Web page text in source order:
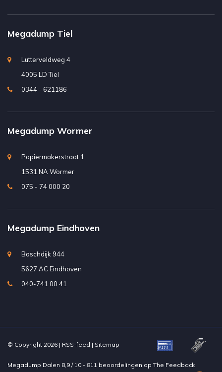
Megadump Tiel
Lutterveldweg 4
4005 LD Tiel
0344 - 621186
Megadump Wormer
Papiermakerstraat 1
1531 NA Wormer
075 - 74 000 20
Megadump Eindhoven
Boschdijk 944
5627 AC Eindhoven
040-741 00 41
© Copyright 2026 | RSS-feed | Sitemap
Megadump Dalen 8,9 / 10 - 811 beoordelingen op The Feedback